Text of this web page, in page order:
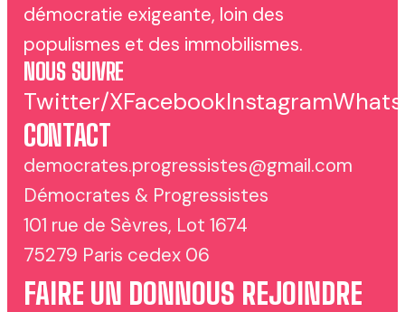
démocratie exigeante, loin des
populismes et des immobilismes.
NOUS SUIVRE
Twitter/XFacebookInstagram
CONTACT
democrates.progressistes@gmail.com
Démocrates & Progressistes
101 rue de Sèvres, Lot 1674
75279 Paris cedex 06
FAIRE UN DONNOUS REJOINDRE